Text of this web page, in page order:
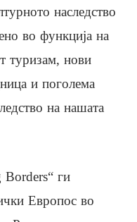
наследство
во функција на
туризам, нови
и поголема
на нашата
ги
Европос во